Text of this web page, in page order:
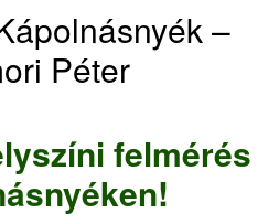
–
Péter
felmérés